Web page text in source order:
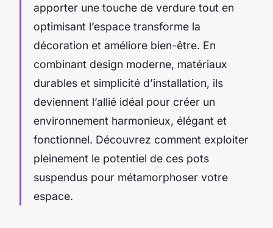
apporter une touche de verdure tout en
optimisant l’espace transforme la
décoration et améliore bien-être. En
combinant design moderne, matériaux
durables et simplicité d’installation, ils
deviennent l’allié idéal pour créer un
environnement harmonieux, élégant et
fonctionnel. Découvrez comment exploiter
pleinement le potentiel de ces pots
suspendus pour métamorphoser votre
espace.